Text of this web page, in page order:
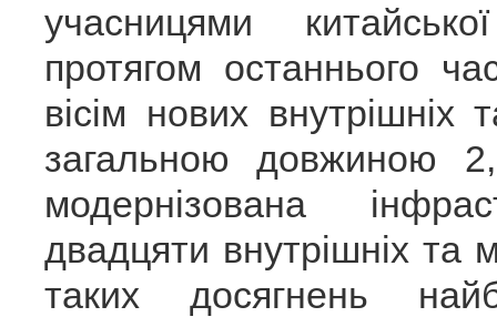
учасницями
протягом останнього
вісім нових внутрішніх
загальною довжиною
модернізована
двадцяти внутрішніх та
таких досягнень